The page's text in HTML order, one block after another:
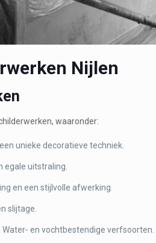
Nijlen
waaronder:
unieke decoratieve techniek.
egale uitstraling.
en een stijlvolle afwerking.
slijtage.
Water- en vochtbestendige verfsoorten.